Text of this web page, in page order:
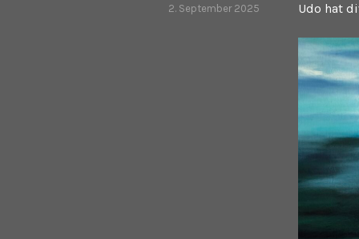
Udo hat
2. September 2025